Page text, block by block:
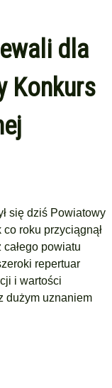
dla
Konkurs
się dziś Powiatowy
roku przyciągnął
powiatu
repertuar
i wartości
dużym uznaniem